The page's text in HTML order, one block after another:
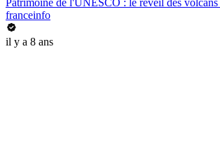
Patrimoine de l'UNESCO : le réveil des
franceinfo
il y a 8 ans